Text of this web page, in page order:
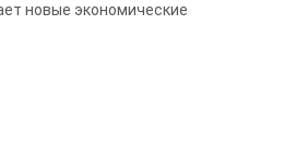
новые экономические